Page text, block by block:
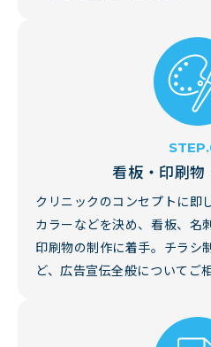
看板・印刷物
クリニックのコンセプトに即
カラーなどを決め、看板、名
印刷物の制作に着手。チラシ
ど、広告宣伝全般についてご